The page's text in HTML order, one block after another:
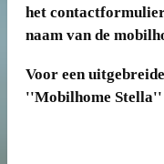
het
naam van de
Voor een
''Mobilhome